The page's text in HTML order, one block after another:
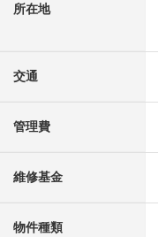
所在地
交通
管理費
維修基金
物件種類